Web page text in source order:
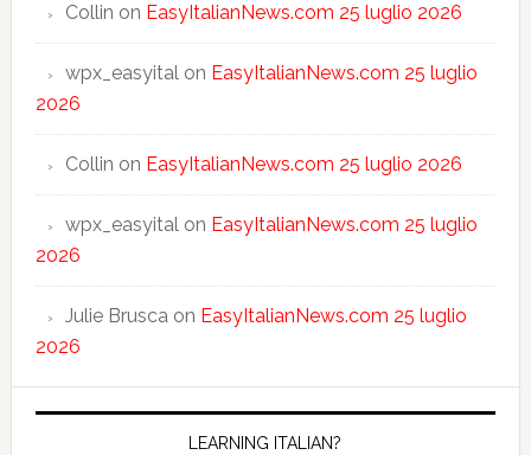
Collin on EasyItalianNews.com 25 luglio 2026
wpx_easyitalon EasyItalianNews.com 25 luglio
2026
Collin on EasyItalianNews.com 25 luglio 2026
wpx_easyitalon EasyItalianNews.com 25 luglio
2026
Julie Bruscaon EasyItalianNews.com 25 luglio
2026
LEARNING ITALIAN?